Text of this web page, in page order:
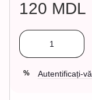
120 MDL
% Autentificați-vă